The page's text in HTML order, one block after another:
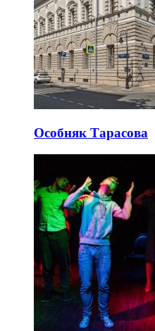
Особняк Тарасова